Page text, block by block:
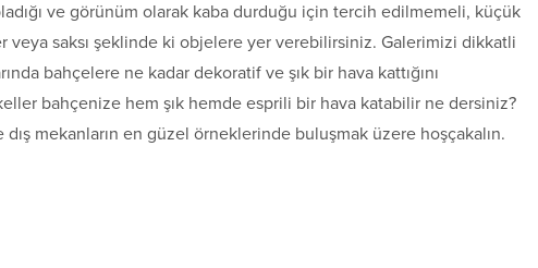
ve görünüm olarak kaba durduğu için tercih edilmemeli, küçük
saksı şeklinde ki objelere yer verebilirsiniz. Galerimizi dikkatli
bahçelere ne kadar dekoratif ve şık bir hava kattığını
bahçenize hem şık hemde esprili bir hava katabilir ne dersiniz?
mekanların en güzel örneklerinde buluşmak üzere hoşçakalın.